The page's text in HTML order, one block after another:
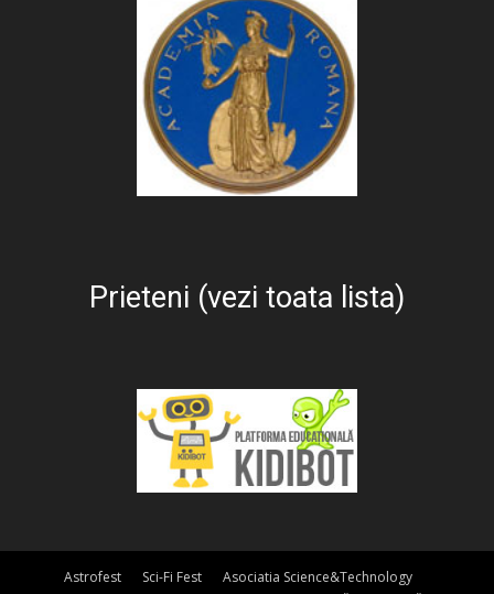
Prieteni (vezi toata lista)
Astrofest Sci-Fi Fest
Asociatia Science&Technology